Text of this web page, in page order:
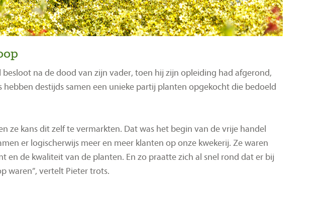
besloot na de dood van zijn vader, toen hij zijn opleiding had afgerond,
destijds samen een unieke partij planten opgekocht die bedoeld
ze kans dit zelf te vermarkten. Dat was het begin van de vrije handel
er logischerwijs meer en meer klanten op onze kwekerij. Ze waren
en de kwaliteit van de planten. En zo praatte zich al snel rond dat er bij
waren”, vertelt Pieter trots.